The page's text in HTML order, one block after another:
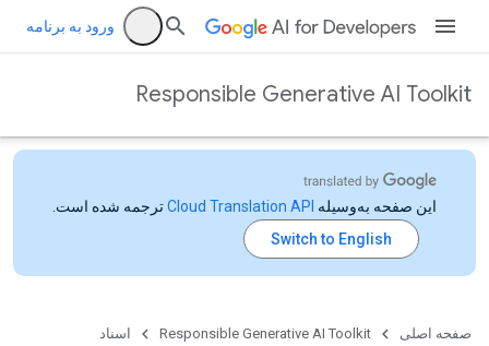
ورود به برنامه
Responsible Generative AI Toolkit
این صفحه به‌وسیله ترجمه شده است.
صفحه اصلی Responsible Generative AI Toolkit اسناد